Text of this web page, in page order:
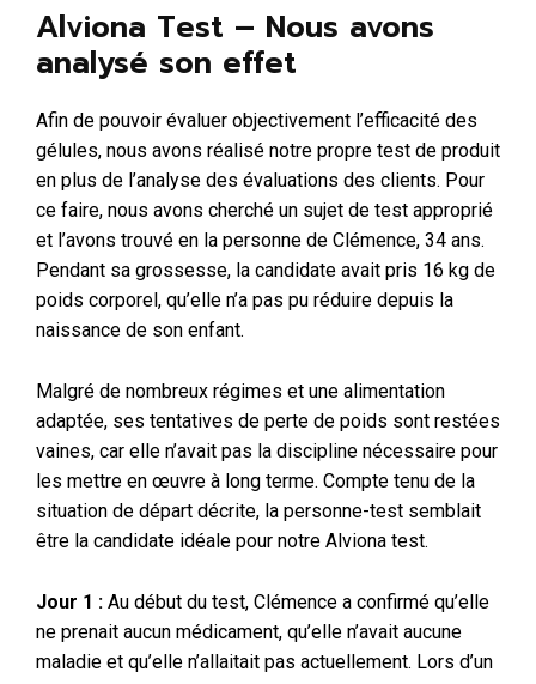
Alviona Test – Nous avons
analysé son effet
Afin de pouvoir évaluer objectivement l’efficacité des
gélules, nous avons réalisé notre propre test de produit
en plus de l’analyse des évaluations des clients. Pour
ce faire, nous avons cherché un sujet de test approprié
et l’avons trouvé en la personne de Clémence, 34 ans.
Pendant sa grossesse, la candidate avait pris 16 kg de
poids corporel, qu’elle n’a pas pu réduire depuis la
naissance de son enfant.
Malgré de nombreux régimes et une alimentation
adaptée, ses tentatives de perte de poids sont restées
vaines, car elle n’avait pas la discipline nécessaire pour
les mettre en œuvre à long terme. Compte tenu de la
situation de départ décrite, la personne-test semblait
être la candidate idéale pour notre Alviona test.
Jour 1 : Au début du test, Clémence a confirmé qu’elle
ne prenait aucun médicament, qu’elle n’avait aucune
maladie et qu’elle n’allaitait pas actuellement. Lors d’un